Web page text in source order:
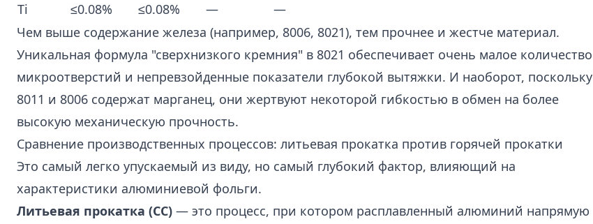
Ti
≤0.08% ≤0.08% —
—
Чем выше содержание железа (например, 8006, 8021), тем прочнее и жестче материал.
Уникальная формула "сверхнизкого кремния" в 8021 обеспечивает очень малое количество
микроотверстий и непревзойденные показатели глубокой вытяжки. И наоборот, поскольку
8011 и 8006 содержат марганец, они жертвуют некоторой гибкостью в обмен на более
высокую механическую прочность.
Сравнение производственных процессов: литьевая прокатка против горячей прокатки
Это самый легко упускаемый из виду, но самый глубокий фактор, влияющий на
характеристики алюминиевой фольги.
Литьевая прокатка (CC) — это процесс, при котором расплавленный алюминий напрямую